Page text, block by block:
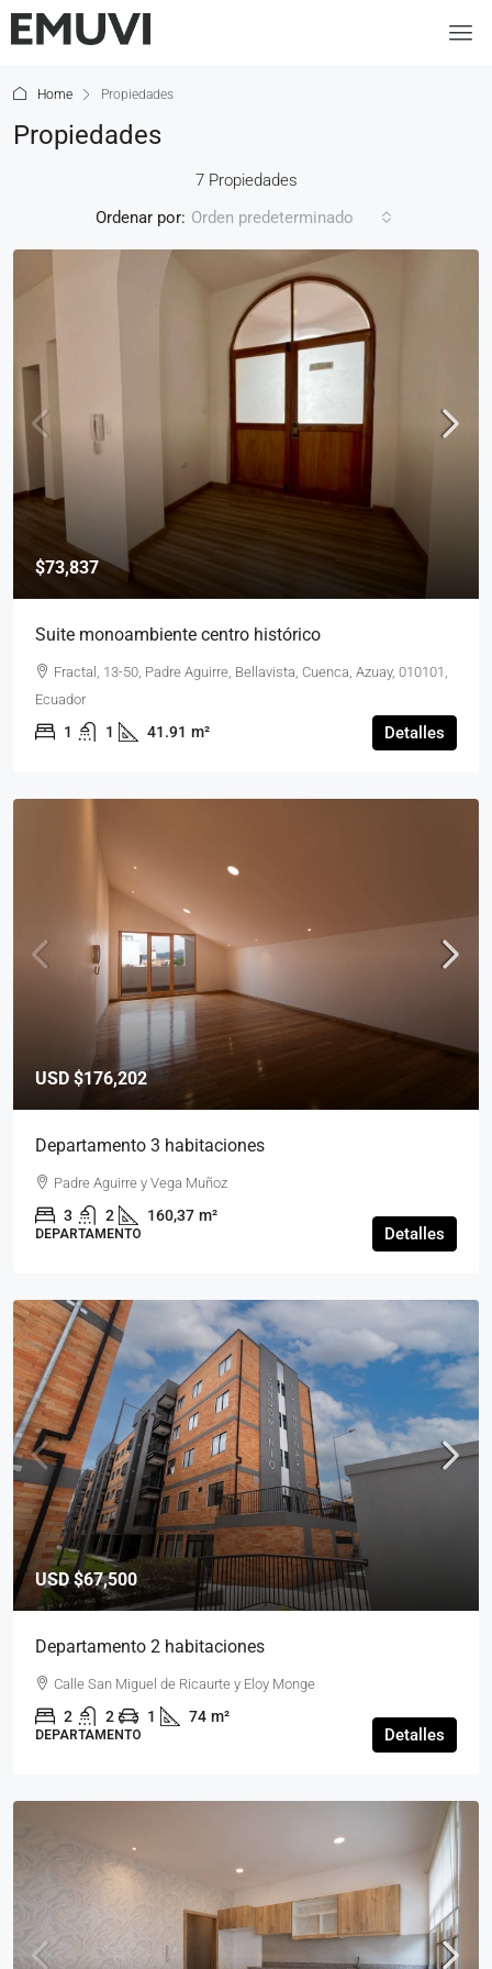
Home Propiedades
Propiedades
7 Propiedades
Ordenar por: Orden predeterminado
$73,837
Suite monoambiente centro histórico
Fractal, 13-50, Padre Aguirre, Bellavista, Cuenca, Azuay, 010101,
Ecuador
1 1 41.91 m² Detalles
USD $176,202
Departamento 3 habitaciones
Padre Aguirre y Vega Muñoz
3 2 160,37 m²
DEPARTAMENTO Detalles
USD$67,500
Departamento 2 habitaciones
Calle San Miguel de Ricaurte y Eloy Monge
2 2 1 74 m²
DEPARTAMENTO Detalles